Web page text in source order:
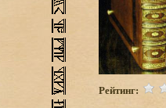
Рейтинг: